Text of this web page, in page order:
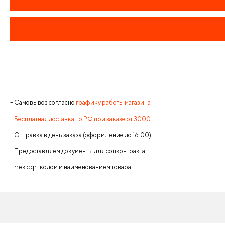
- Самовывоз согласно графику работы магазина
- Бесплатная доставка по РФ при заказе от 3000
- Отправка в день заказа (оформление до 16:00)
- Предоставляем документы для соцконтракта
- Чек с qr-кодом и наименованием товара